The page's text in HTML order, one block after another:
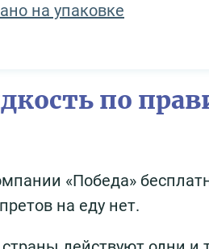
на упаковке
по
«Победа»
на еду нет.